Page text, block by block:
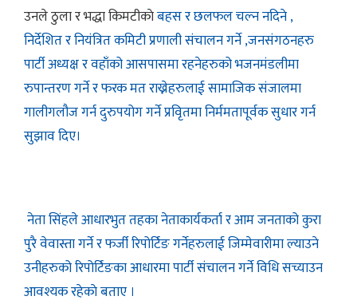
उनले ठुला र भद्धा किमटीकाेबहस र छलफल चल्न नदिने ,
निर्देशित र नियंत्रित कमिटी प्रणाली संचालन गर्ने ,जनसंगठनहरु
पार्टी अध्यक्ष र वहाँको आसपासमा रहनेहरुको भजनमंडलीमा
रुपान्तरण गर्ने र फरक मत राख्नेहरुलाई सामाजिक संजालमा
गालीगलौज गर्न दुरुपयोग गर्ने प्रवृितमा निर्ममतापूर्वक सुधार गर्न
सुझाव दिए।
नेता सिंहले आधारभुत तहका नेताकार्यकर्ता र आम जनताको कुरा
पुरै वेवास्ता गर्ने र फर्जी रिपोर्टिङ गर्नेहरुलाई जिम्मेवारीमा ल्याउने
उनीहरुको रिपोर्टिङका आधारमा पार्टी संचालन गर्ने विधि सच्याउन
आवश्यक रहेकाे बताए ।